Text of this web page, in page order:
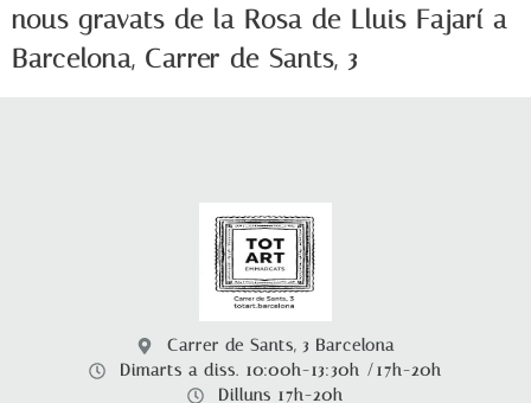
nous gravats de la Rosa de Lluis Fajarí a
Barcelona, Carrer de Sants, 3
Carrer de Sants, 3 Barcelona
Dimarts a diss. 10:00h-13:30h /17h-20h
Dilluns 17h-20h